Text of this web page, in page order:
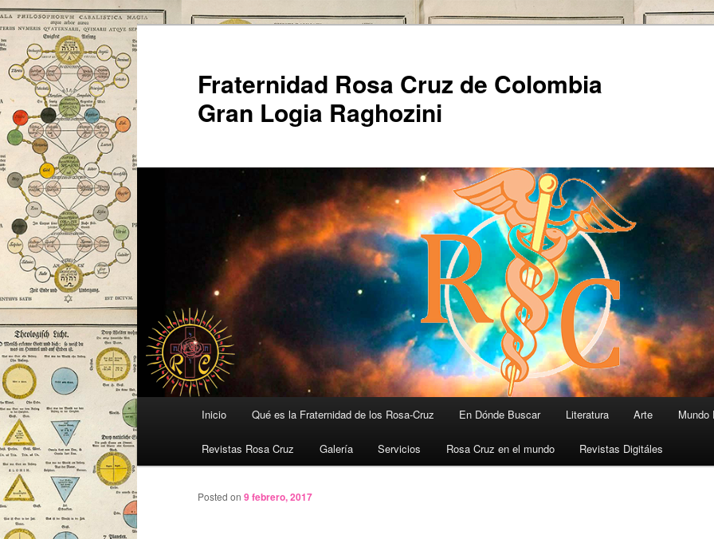
Ir
al
contenido
principal
Fraternidad Rosa Cruz de Colombia
Gran Logia Raghozini
Inicio Qué es la Fraternidad de los Rosa-Cruz En Dónde Buscar Literatura Arte Mundo
Revistas Rosa Cruz Galería Servicios Rosa Cruz en el mundo Revistas Digitáles
Posted on 9 febrero, 2017